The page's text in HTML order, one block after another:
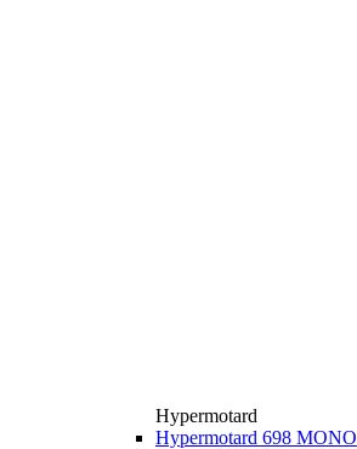
Hypermotard
Hypermotard 698 MONO